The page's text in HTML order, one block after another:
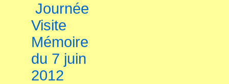
Journée
Visite
Mémoire
du 7 juin
2012